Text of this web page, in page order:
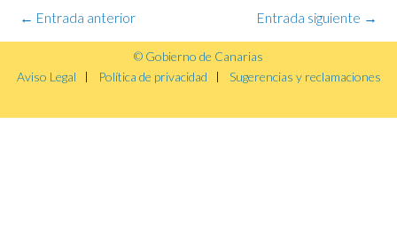
← Entrada anterior Entrada siguiente →
© Gobierno de Canarias
Aviso Legal
Política de privacidad Sugerencias y reclamaciones